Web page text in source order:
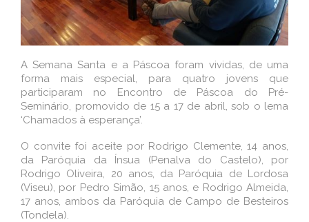
A Semana Santa e a Páscoa foram vividas, de uma
forma mais especial, para quatro jovens que
participaram no Encontro de Páscoa do Pré-
Seminário, promovido de 15 a 17 de abril, sob o lema
‘Chamados à esperança’.
O convite foi aceite por Rodrigo Clemente, 14 anos,
da Paróquia da Ínsua (Penalva do Castelo), por
Rodrigo Oliveira, 20 anos, da Paróquia de Lordosa
(Viseu), por Pedro Simão, 15 anos, e Rodrigo Almeida,
17 anos, ambos da Paróquia de Campo de Besteiros
(Tondela).